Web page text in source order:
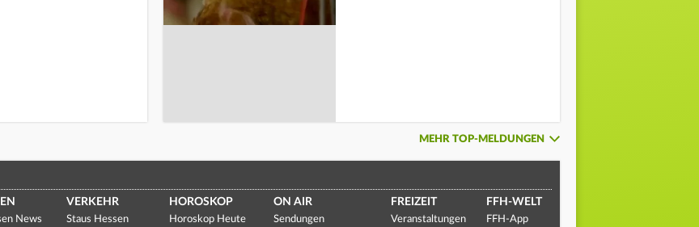
MEHR TOP-MELDUNGEN
News
VERKEHR
Staus Hessen
HOROSKOP
Horoskop Heute
ON AIR
Sendungen
FREIZEIT
Veranstaltungen
FFH-WELT
FFH-App